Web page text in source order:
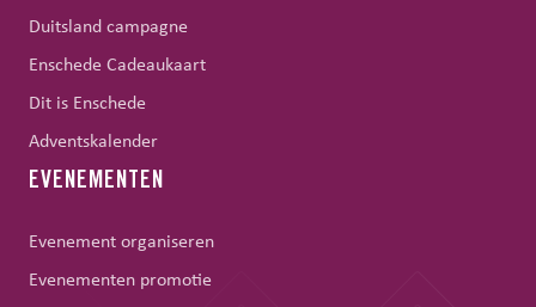
Duitsland campagne
Enschede Cadeaukaart
Dit is Enschede
Adventskalender
EVENEMENTEN
Evenement organiseren
Evenementen promotie